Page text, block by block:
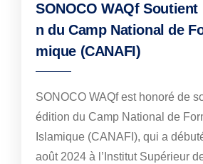
SONOCO WAQf
n du Camp National de
mique (CANAFI)
SONOCO WAQf est honoré de
édition du Camp National de
Islamique (CANAFI), qui a
août 2024 à l’Institut Supérieur